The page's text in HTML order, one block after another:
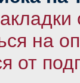
на
от